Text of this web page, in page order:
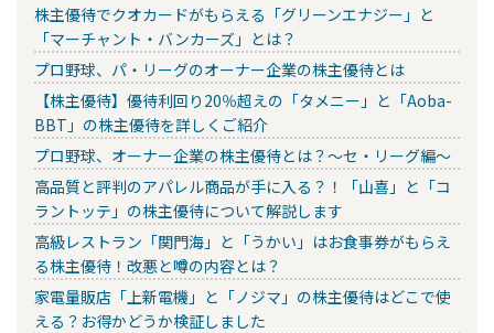
株主優待でクオカードがもらえる「グリーンエナジー」と
「マーチャント・バンカーズ」とは？
プロ野球、パ・リーグのオーナー企業の株主優待とは
【株主優待】優待利回り20％超えの「タメニー」と「Aoba-
BBT」の株主優待を詳しくご紹介
プロ野球、オーナー企業の株主優待とは？～セ・リーグ編～
高品質と評判のアパレル商品が手に入る？！「山喜」と「コ
ラントッテ」の株主優待について解説します
高級レストラン「関門海」と「うかい」はお食事券がもらえ
る株主優待！改悪と噂の内容とは？
家電量販店「上新電機」と「ノジマ」の株主優待はどこで使
える？お得かどうか検証しました